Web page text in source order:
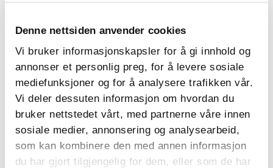
Denne nettsiden anvender cookies
Vi bruker informasjonskapsler for å gi innhold og
annonser et personlig preg, for å levere sosiale
mediefunksjoner og for å analysere trafikken vår.
Vi deler dessuten informasjon om hvordan du
bruker nettstedet vårt, med partnerne våre innen
sosiale medier, annonsering og analysearbeid,
som kan kombinere den med annen informasjon
du har gjort tilgjengelig for dem, eller som de har